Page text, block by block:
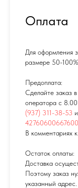
Оплата
Для оформления
размере 50-
Предоплата:
Сделайте заказ
оператора с
(937) 311-38-53
В комментариях
Остаток оплаты:
Доставка
Поэтому заказ
указанный